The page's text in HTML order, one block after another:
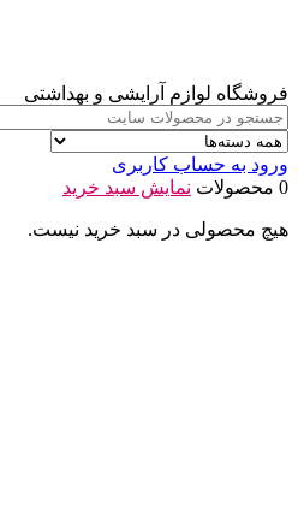
فروشگاه لوازم آرایشی و بهداشتی
ورود به حساب کاربری
0 محصولات
نمایش سبد خرید
هیچ محصولی در سبد خرید نیست.